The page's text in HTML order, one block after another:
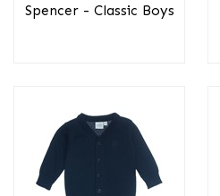
Spencer - Classic Boys